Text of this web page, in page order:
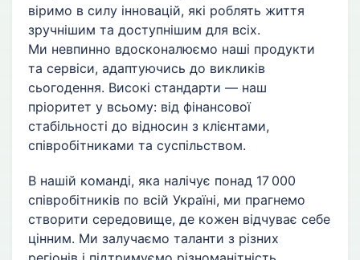
віримо в силу інновацій, які роблять життя
зручнішим та доступнішим для всіх.
Ми невпинно вдосконалюємо наші продукти
та сервіси, адаптуючись до викликів
сьогодення. Високі стандарти — наш
пріоритет у всьому: від фінансової
стабільності до відносин з клієнтами,
співробітниками та суспільством.
В нашій команді, яка налічує понад 17 000
співробітників по всій Україні, ми прагнемо
створити середовище, де кожен відчуває себе
цінним. Ми залучаємо таланти з різних